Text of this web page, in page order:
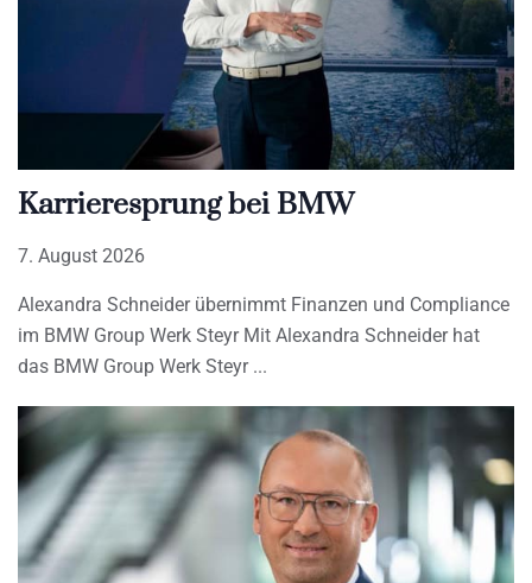
Karrieresprung bei BMW
7. August 2026
Alexandra Schneider übernimmt Finanzen und Compliance
im BMW Group Werk Steyr Mit Alexandra Schneider hat
das BMW Group Werk Steyr